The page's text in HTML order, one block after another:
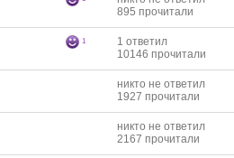
895 прочитали
1
1 ответил
10146 прочитали
никто не ответил
1927 прочитали
никто не ответил
2167 прочитали